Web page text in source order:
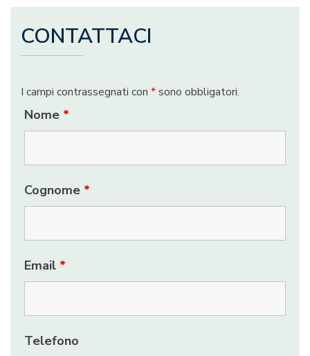
CONTATTACI
I campi contrassegnati con *sono obbligatori.
Nome *
Cognome *
Email *
Telefono